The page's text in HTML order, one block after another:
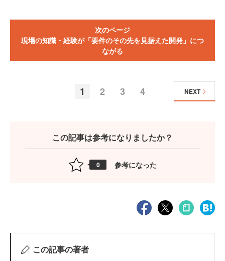
次のページ
現場の知識・経験が「要件のその先を見据えた開発」につ
ながる
1 2 3 4 NEXT
この記事は参考になりましたか？
0 参考になった
この記事の著者